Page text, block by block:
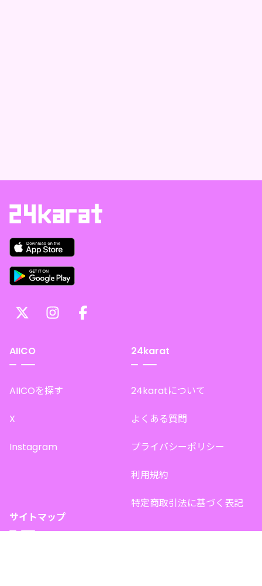
AIICO
AIICOを探す
X
Instagram
24karat
24karatについて
よくある質問
プライバシーポリシー
利用規約
特定商取引法に基づく表記
サイトマップ